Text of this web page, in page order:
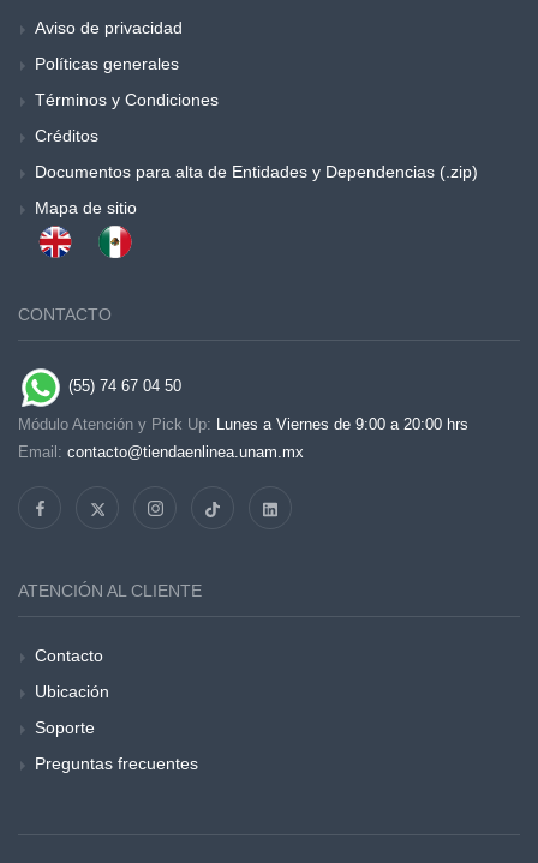
Aviso de privacidad
Políticas generales
Términos y Condiciones
Créditos
Documentos para alta de Entidades y Dependencias (.zip)
Mapa de sitio
CONTACTO
(55) 74 67 04 50
Módulo Atención y Pick Up: Lunes a Viernes de 9:00 a 20:00 hrs
Email: contacto@tiendaenlinea.unam.mx
ATENCIÓN AL CLIENTE
Contacto
Ubicación
Soporte
Preguntas frecuentes